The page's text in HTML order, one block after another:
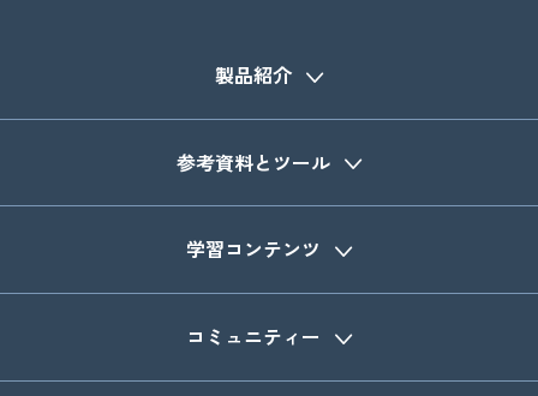
製品紹介
参考資料とツール
学習コンテンツ
コミュニティー